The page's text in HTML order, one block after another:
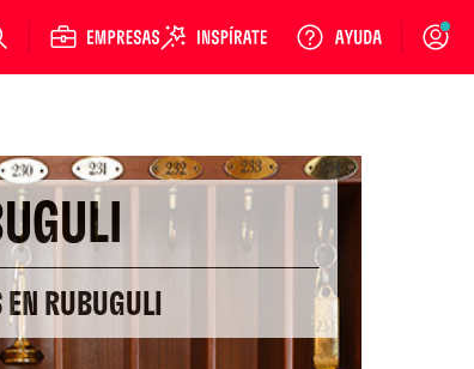
Login
EN RUBUGULI